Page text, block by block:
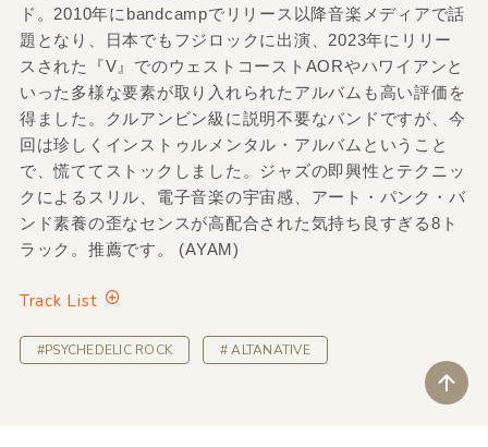
ド。2010年にbandcampでリリース以降音楽メディアで話
題となり、日本でもフジロックに出演、2023年にリリー
スされた『V』でのウェストコーストAORやハワイアンと
いった多様な要素が取り入れられたアルバムも高い評価を
得ました。クルアンビン級に説明不要なバンドですが、今
回は珍しくインストゥルメンタル・アルバムということ
で、慌ててストックしました。ジャズの即興性とテクニッ
クによるスリル、電子音楽の宇宙感、アート・パンク・バ
ンド素養の歪なセンスが高配合された気持ち良すぎる8ト
ラック。推薦です。 (AYAM)
Track List
#PSYCHEDELIC ROCK # ALTANATIVE